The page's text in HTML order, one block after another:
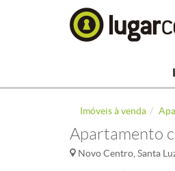
Imóveis à venda
Apartamento
Novo Centro, Santa